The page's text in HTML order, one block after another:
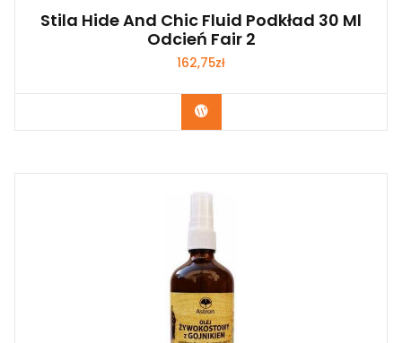
Stila Hide And Chic Fluid Podkład 30 Ml
Odcień Fair 2
162,75zł
Zobacz